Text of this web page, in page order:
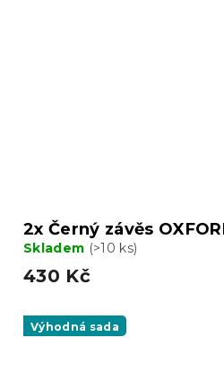
2x Černý závěs
Skladem (>10 ks)
430 Kč
Výhodná sada